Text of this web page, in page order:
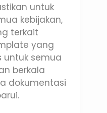
untuk
kebijakan,
terkait
yang
untuk semua
berkala
dokumentasi